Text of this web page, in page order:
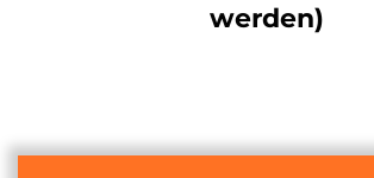
werden)